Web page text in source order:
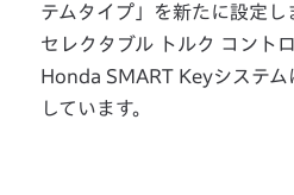
テムタイプ」を新たに設定
セレクタブル トルク コント
Honda SMART Keyシステム
しています。